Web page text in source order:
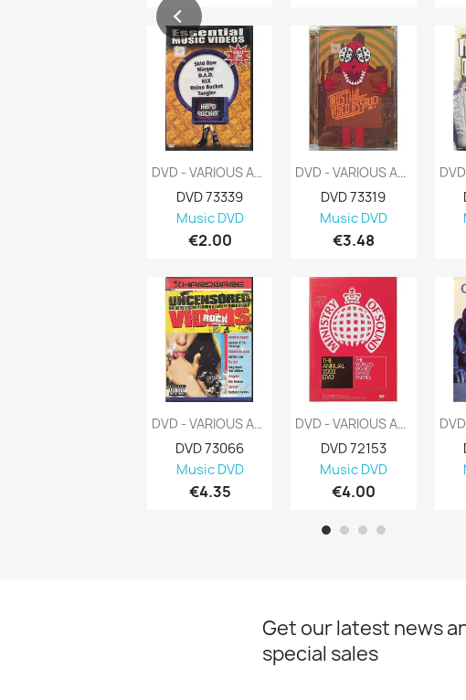
DVD - VARIOUS ARTISTS : ESSENTIAL MUSIC...
DVD 73339
Music DVD
€2.00
DVD - VARIOUS ARTISTS : ROCK -UNCENSORED...
DVD 73066
Music DVD
€4.35
DVD - VARIOUS ARTISTS : TRUSTKILL VISEO...
DVD 73319
Music DVD
€3.48
DVD - VARIOUS ARTISTS : M. O. S. -WORLD’S...
DVD 72153
Music DVD
€4.00
Get our latest news
special sales